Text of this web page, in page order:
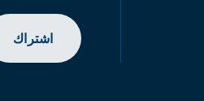
اشتراك